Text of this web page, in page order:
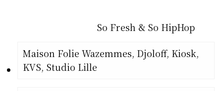
So Fresh & So HipHop
Maison Folie Wazemmes, Djoloff, Kiosk,
KVS, Studio Lille